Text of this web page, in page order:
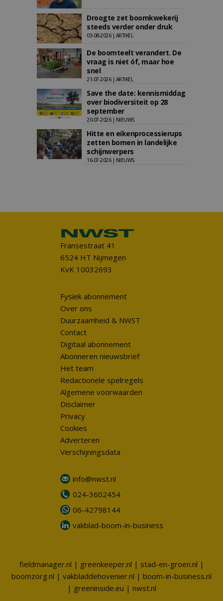
Droogte zet boomkwekerij
steeds verder onder druk
03-08-2026 | ARTIKEL
De boomteelt verandert. De
vraag is niet óf, maar hoe
snel
21-07-2026 | ARTIKEL
Save the date: kennismiddag
over biodiversiteit op 28
september
20-07-2026 | NIEUWS
Hitte en eikenprocessierups
zetten bomen in landelijke
schijnwerpers
16-07-2026 | NIEUWS
Fransestraat 41
6524 HT Nijmegen
KvK 10032693
Fysiek abonnement
Over ons
Duurzaamheid & NWST
Contact
Digitaal abonnement
Abonneren nieuwsbrief
Het team
Redactionele spelregels
Algemene voorwaarden
Disclaimer
Privacy
Cookies
Adverteren
Verschijningsdata
info@nwst.nl
024-3602454
06-42798144
vakblad-boom-in-business
fieldmanager.nl | greenkeeper.nl | stad-en-groen.nl |
boomzorg.nl | vakbladdehovenier.nl | boom-in-business.nl
| greeninside.eu | nwst.nl